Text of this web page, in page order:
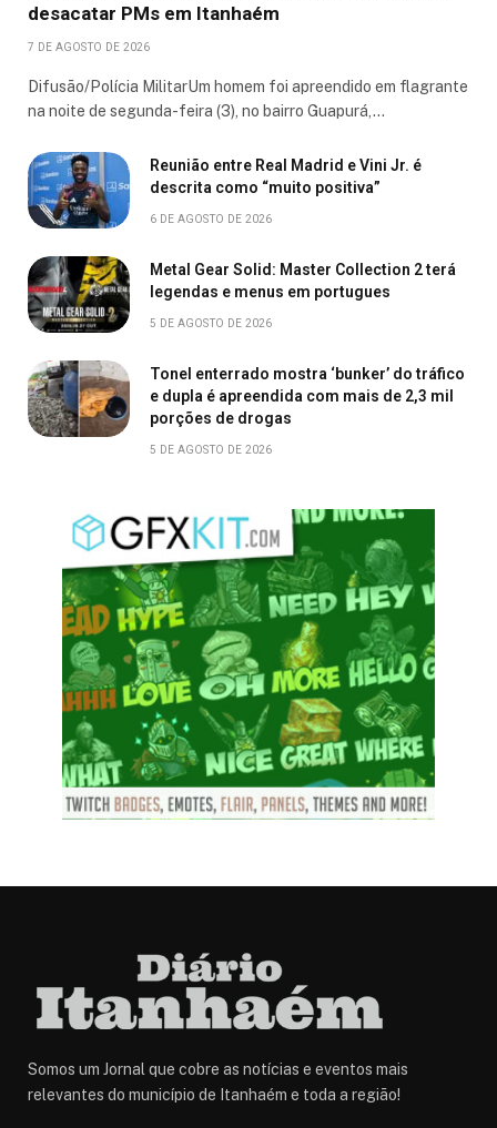
desacatar PMs em Itanhaém
7 DE AGOSTO DE 2026
Difusão/Polícia MilitarUm homem foi apreendido em flagrante
na noite de segunda-feira (3), no bairro Guapurá,…
Reunião entre Real Madrid e Vini Jr. é
descrita como “muito positiva”
6 DE AGOSTO DE 2026
Metal Gear Solid: Master Collection 2 terá
legendas e menus em portugues
5 DE AGOSTO DE 2026
Tonel enterrado mostra ‘bunker’ do tráfico
e dupla é apreendida com mais de 2,3 mil
porções de drogas
5 DE AGOSTO DE 2026
Somos um Jornal que cobre as notícias e eventos mais
relevantes do município de Itanhaém e toda a região!